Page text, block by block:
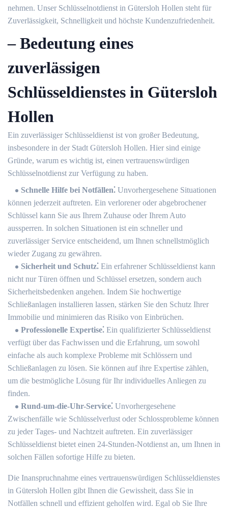
nehmen. Unser Schlüsselnotdienst in Gütersloh Hollen steht für
Zuverlässigkeit, Schnelligkeit und höchste Kundenzufriedenheit.​
– Bedeutung eines
zuverlässigen
Schlüsseldienstes in Gütersloh
Hollen
Ein zuverlässiger Schlüsseldienst ist von großer Bedeutung,
insbesondere in der Stadt Gütersloh Hollen.​ Hier sind einige
Gründe, warum es wichtig ist, einen vertrauenswürdigen
Schlüsselnotdienst zur Verfügung zu haben.​
Schnelle Hilfe bei Notfällen⁚ Unvorhergesehene Situationen
können jederzeit auftreten. Ein verlorener oder abgebrochener
Schlüssel kann Sie aus Ihrem Zuhause oder Ihrem Auto
aussperren.​ In solchen Situationen ist ein schneller und
zuverlässiger Service entscheidend, um Ihnen schnellstmöglich
wieder Zugang zu gewähren.​
Sicherheit und Schutz⁚ Ein erfahrener Schlüsseldienst kann
nicht nur Türen öffnen und Schlüssel ersetzen, sondern auch
Sicherheitsbedenken angehen. Indem Sie hochwertige
Schließanlagen installieren lassen, stärken Sie den Schutz Ihrer
Immobilie und minimieren das Risiko von Einbrüchen.​
Professionelle Expertise⁚ Ein qualifizierter Schlüsseldienst
verfügt über das Fachwissen und die Erfahrung, um sowohl
einfache als auch komplexe Probleme mit Schlössern und
Schließanlagen zu lösen.​ Sie können auf ihre Expertise zählen,
um die bestmögliche Lösung für Ihr individuelles Anliegen zu
finden.​
Rund-um-die-Uhr-Service⁚ Unvorhergesehene
Zwischenfälle wie Schlüsselverlust oder Schlossprobleme können
zu jeder Tages- und Nachtzeit auftreten.​ Ein zuverlässiger
Schlüsseldienst bietet einen 24-Stunden-Notdienst an, um Ihnen in
solchen Fällen sofortige Hilfe zu bieten.​
Die Inanspruchnahme eines vertrauenswürdigen Schlüsseldienstes
in Gütersloh Hollen gibt Ihnen die Gewissheit, dass Sie in
Notfällen schnell und effizient geholfen wird. Egal ob Sie Ihre